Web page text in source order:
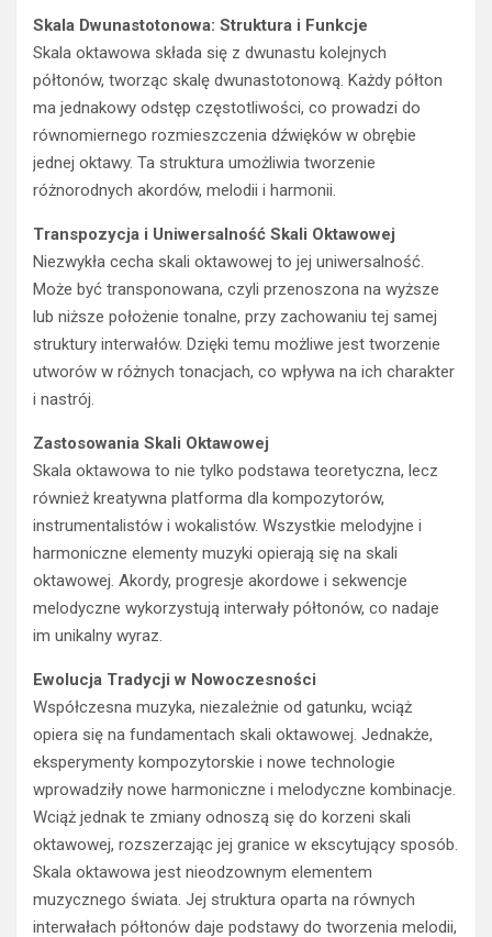
Skala Dwunastotonowa: Struktura i Funkcje
Skala oktawowa składa się z dwunastu kolejnych
półtonów, tworząc skalę dwunastotonową. Każdy półton
ma jednakowy odstęp częstotliwości, co prowadzi do
równomiernego rozmieszczenia dźwięków w obrębie
jednej oktawy. Ta struktura umożliwia tworzenie
różnorodnych akordów, melodii i harmonii.
Transpozycja i Uniwersalność Skali Oktawowej
Niezwykła cecha skali oktawowej to jej uniwersalność.
Może być transponowana, czyli przenoszona na wyższe
lub niższe położenie tonalne, przy zachowaniu tej samej
struktury interwałów. Dzięki temu możliwe jest tworzenie
utworów w różnych tonacjach, co wpływa na ich charakter
i nastrój.
Zastosowania Skali Oktawowej
Skala oktawowa to nie tylko podstawa teoretyczna, lecz
również kreatywna platforma dla kompozytorów,
instrumentalistów i wokalistów. Wszystkie melodyjne i
harmoniczne elementy muzyki opierają się na skali
oktawowej. Akordy, progresje akordowe i sekwencje
melodyczne wykorzystują interwały półtonów, co nadaje
im unikalny wyraz.
Ewolucja Tradycji w Nowoczesności
Współczesna muzyka, niezależnie od gatunku, wciąż
opiera się na fundamentach skali oktawowej. Jednakże,
eksperymenty kompozytorskie i nowe technologie
wprowadziły nowe harmoniczne i melodyczne kombinacje.
Wciąż jednak te zmiany odnoszą się do korzeni skali
oktawowej, rozszerzając jej granice w ekscytujący sposób.
Skala oktawowa jest nieodzownym elementem
muzycznego świata. Jej struktura oparta na równych
interwałach półtonów daje podstawy do tworzenia melodii,